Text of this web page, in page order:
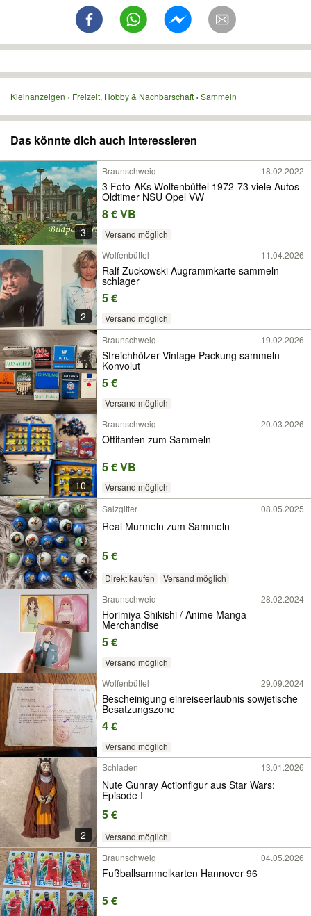
Kleinanzeigen Freizeit, Hobby & Nachbarschaft Sammeln
Das könnte dich auch interessieren
3
Braunschweig 18.02.2022
3 Foto-AKs Wolfenbüttel 1972-73 viele Autos
Oldtimer NSU Opel VW
8 € VB
Versand möglich
2
Wolfenbüttel 11.04.2026
Ralf Zuckowski Augrammkarte sammeln
schlager
5 €
Versand möglich
Braunschweig
19.02.2026
Streichhölzer Vintage Packung sammeln
Konvolut
5 €
Versand möglich
10
Braunschweig 20.03.2026
Ottifanten zum Sammeln
5 € VB
Versand möglich
Salzgitter
08.05.2025
Real Murmeln zum Sammeln
5 €
Direkt kaufen
Versand möglich
Braunschweig
28.02.2024
Horimiya Shikishi / Anime Manga
Merchandise
5 €
Versand möglich
Wolfenbüttel
29.09.2024
Bescheinigung einreiseerlaubnis sowjetische
Besatzungszone
4 €
Versand möglich
2
Schladen 13.01.2026
Nute Gunray Actionfigur aus Star Wars:
Episode I
5 €
Versand möglich
Braunschweig
04.05.2026
Fußballsammelkarten Hannover 96
5 €